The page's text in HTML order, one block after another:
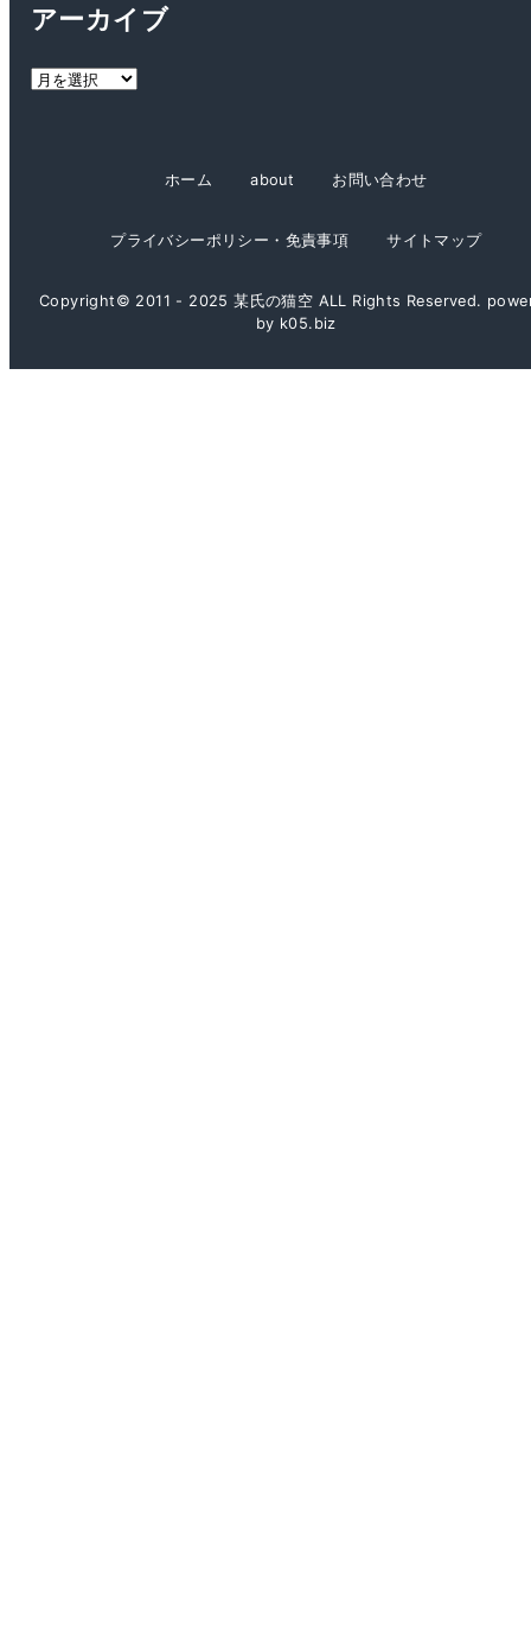
リ
アーカイブ
ア
ホーム about お問い合わせ
プライバシーポリシー・免責事項 サイトマップ
Copyright© 2011 - 2025 某氏の猫空 ALL Rights Reserved.
by k05.biz